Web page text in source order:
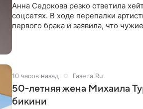
Анна Седокова резко ответила
соцсетях. В ходе перепалки
первого брака и заявила, что
10 часов назад Газета.Ru
50-летняя жена Михаила
бикини